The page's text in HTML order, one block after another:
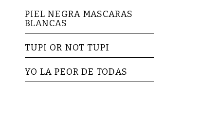
PIEL NEGRA MASCARAS
BLANCAS
TUPI OR NOT TUPI
YO LA PEOR DE TODAS